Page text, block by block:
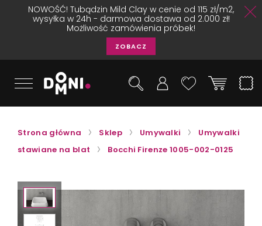
NOWOŚĆ! Tubądzin Mild Clay w cenie od 115 zł/m2,
wysyłka w 24h - darmowa dostawa od 2.000 zł!
Możliwość zamówienia próbek!
ZOBACZ
Strona główna Sklep Umywalki
Umywalki
stawiane na blat
Bocchi Firenze 1005-002-0125